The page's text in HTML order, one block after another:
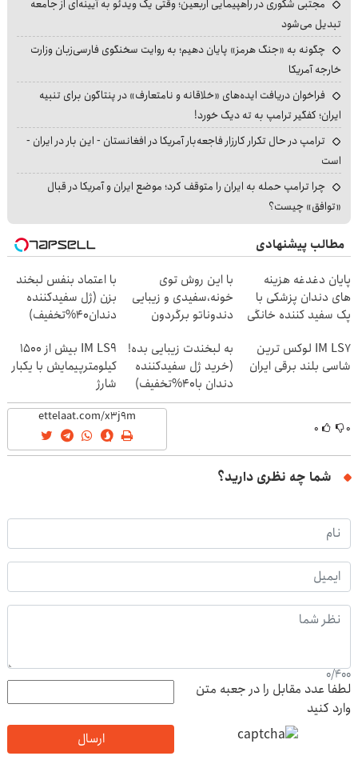
مجتبی شکوری در راهپیمایی اربعین؛ وقتی یک ویدئو به آیینه‌ای از جامعه
تبدیل می‌شود
چگونه به «جنگ هرمز» پایان دهیم؛ به روایت سخنگوی فارسی‌زبان وزارت
خارجه آمریکا
فراخوان دریافت ایده‌های «خلاقانه و نامتعارف» در پنتاگون برای تنبیه
ایران؛ کفگیر ترامپ به ته دیگ خورد!
ترامپ در حال تکرار کارزار فاجعه‌بار آمریکا در افغانستان - این بار در ایران -
است
چرا ترامپ حمله به ایران را متوقف کرد؛ موضع ایران و آمریکا در قبال
«توافق» چیست؟
مطالب پیشنهادی
پایان دغدغه هزینه
های دندان پزشکی با
پک سفید کننده خانگی
با این روش توی
خونه،سفیدی و زیبایی
دندوناتو برگردون
با اعتماد بنفس لبخند
بزن (ژل سفیدکننده
دندان40%تخفیف)
IM LS7 لوکس ترین
شاسی بلند برقی ایران
به لبخندت زیبایی بده!
(خرید ژل سفیدکننده
دندان با40%تخفیف)
IM LS9 بیش از 1500
کیلومترپیمایش با یکبار
شارژ
۰ ۰
شما چه نظری دارید؟
0/400
لطفا عدد مقابل را در جعبه متن
وارد کنید
ارسال